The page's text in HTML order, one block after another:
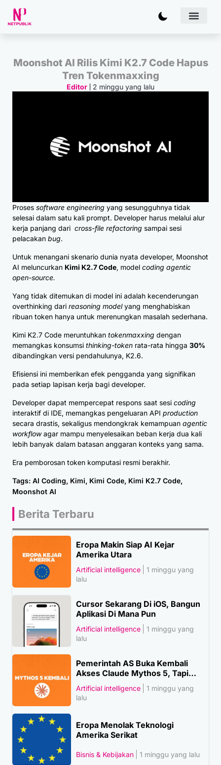
Moonshot AI Rilis Kimi K2.7 Code Hapus
Tren Tokenmaxxing
Editor 2 minggu yang lalu
Proses software engineering yang sesungguhnya tidak
selesai dalam satu kali prompt. Developer harus melalui alur
kerja panjang dari cross-file refactoring sampai sesi
pelacakan bug.
Untuk menangani skenario dunia nyata developer, Moonshot
AI meluncurkan Kimi K2.7 Code, model coding agentic
open-source.
Yang tidak ditemukan di model ini adalah kecenderungan
overthinking dari reasoning modelyang menghabiskan
ribuan token hanya untuk merenungkan masalah sederhana.
Kimi K2.7 Code meruntuhkan tokenmaxxing dengan
memangkas konsumsi thinking-token rata-rata hingga 30%
dibandingkan versi pendahulunya, K2.6.
Efisiensi ini memberikan efek pengganda yang signifikan
pada setiap lapisan kerja bagi developer.
Developer dapat mempercepat respons saat sesi coding
interaktif di IDE, memangkas pengeluaran API production
secara drastis, sekaligus mendongkrak kemampuan agentic
workflowagar mampu menyelesaikan beban kerja dua kali
lebih banyak dalam batasan anggaran konteks yang sama.
Era pemborosan token komputasi resmi berakhir.
Tags: AI Coding, Kimi, Kimi Code, Kimi K2.7 Code,
Moonshot AI
Berita Terbaru
Eropa Makin Siap AI Kejar
Amerika Utara
Artificial intelligence
1 minggu yang
lalu
Cursor Sekarang Di iOS, Bangun
Aplikasi Di Mana Pun
Artificial intelligence
1 minggu yang
lalu
Pemerintah AS Buka Kembali
Akses Claude Mythos 5, Tapi…
Artificial intelligence
1 minggu yang
lalu
Eropa Menolak Teknologi
Amerika Serikat
Bisnis & Kebijakan 1 minggu yang lalu